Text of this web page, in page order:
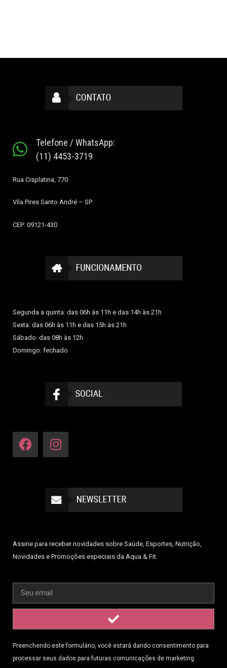
Telefone / WhatsApp:
(11) 4453-3719
Rua Cisplatina, 770
Vila Pires Santo André – SP
CEP: 09121-430
Segunda a quinta: das 06h às 11h e das 14h às 21h
Sexta: das 06h às 11h e das 15h às 21h
Sábado: das 08h às 12h
Domingo: fechado
Assine para receber novidades sobre Saúde, Esportes, Nutrição,
Novidades e Promoções especiais da Aqua & Fit.
Preenchendo este formulário, você estará dando consentimento para
processar seus dados para futuras comunicações de marketing.